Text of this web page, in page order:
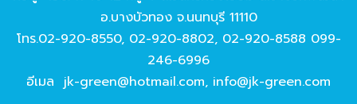
อ.บางบัวทอง จ.นนทบุรี 11110
โทร.02-920-8550, 02-920-8802, 02-920-8588 099-
246-6996
อีเมล jk-green@hotmail.com, info@jk-green.com